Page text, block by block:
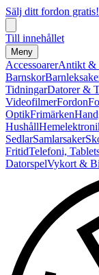
Sälj ditt fordon
Till innehållet
Meny
AccessoarerAntikt &
Barnskor
TidningarDatorer &
VideofilmerFordon
OptikFrimärken
Hushåll
SedlarSamlarsaker
FritidTelefoni,
DatorspelVykort &